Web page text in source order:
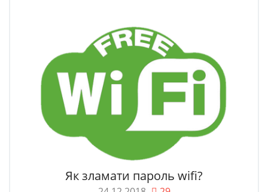
Як зламати пароль wifi?